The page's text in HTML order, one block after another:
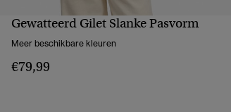
Gewatteerd Gilet Slanke Pasvorm
Meer beschikbare kleuren
€79,99